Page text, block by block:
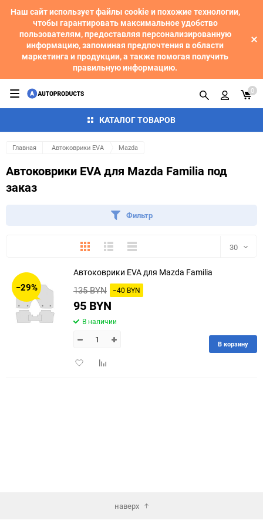
Наш сайт использует файлы cookie и похожие технологии,
чтобы гарантировать максимальное удобство
пользователям, предоставляя персонализированную
информацию, запоминая предпочтения в области
маркетинга и продукции, а также помогая получить
правильную информацию.
КАТАЛОГ ТОВАРОВ
0
Главная Автоковрики EVA Mazda
Автоковрики EVA для Mazda Familia под
заказ
Фильтр
ПлиткаПодробноКомпактно 30
150
−29%
Автоковрики EVA для Mazda Familia
135 BYN −40 BYN
95 BYN
В наличии
ДобавитьДобавить
В корзину
наверх